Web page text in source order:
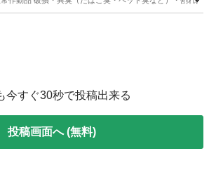
今すぐ30秒で投稿出来る
投稿画面へ (無料)